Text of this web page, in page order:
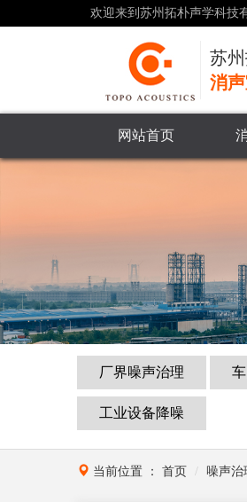
欢迎来到苏州拓朴声学科技
苏
消
网站首页
厂界噪声治理
工业设备降噪
当前位置 ： 首页 噪声治